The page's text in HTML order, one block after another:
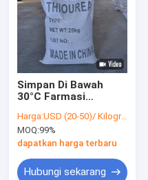
Simpan Di Bawah
30°C Farmasi
263,89°C Perkiraan
CAS 62-56-6
Harga:USD (20-50)/ Kilogram
MOQ:99%
dapatkan harga terbaru
Hubungi sekarang